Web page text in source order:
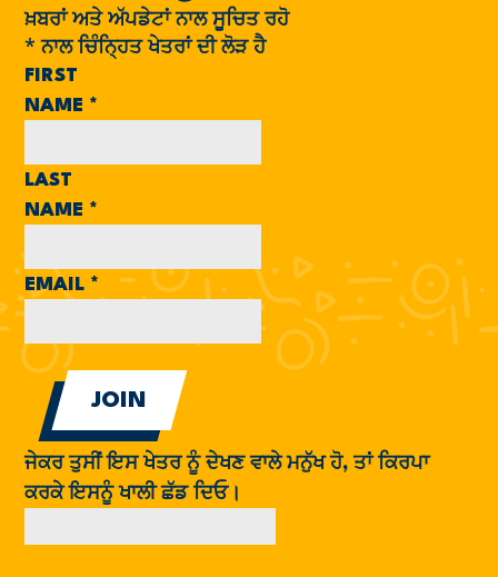
ਖ਼ਬਰਾਂ ਅਤੇ ਅੱਪਡੇਟਾਂ ਨਾਲ ਸੂਚਿਤ ਰਹੋ
* ਨਾਲ ਚਿੰਨ੍ਹਿਤ ਖੇਤਰਾਂ ਦੀ ਲੋੜ ਹੈ
FIRST
NAME *
LAST
NAME *
EMAIL *
ਜੇਕਰ ਤੁਸੀਂ ਇਸ ਖੇਤਰ ਨੂੰ ਦੇਖਣ ਵਾਲੇ ਮਨੁੱਖ ਹੋ, ਤਾਂ ਕਿਰਪਾ
ਕਰਕੇ ਇਸਨੂੰ ਖਾਲੀ ਛੱਡ ਦਿਓ।